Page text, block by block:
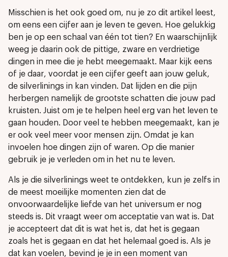
Misschien is het ook goed om, nu je zo dit artikel leest,
om eens een cijfer aan je leven te geven. Hoe gelukkig
ben je op een schaal van één tot tien? En waarschijnlijk
weeg je daarin ook de pittige, zware en verdrietige
dingen in mee die je hebt meegemaakt. Maar kijk eens
of je daar, voordat je een cijfer geeft aan jouw geluk,
de silverlinings in kan vinden. Dat lijden en die pijn
herbergen namelijk de grootste schatten die jouw pad
kruisten. Juist om je te helpen heel erg van het leven te
gaan houden. Door veel te hebben meegemaakt, kan je
er ook veel meer voor mensen zijn. Omdat je kan
invoelen hoe dingen zijn of waren. Op die manier
gebruik je je verleden om in het nu te leven.
Als je die silverlinings weet te ontdekken, kun je zelfs in
de meest moeilijke momenten zien dat de
onvoorwaardelijke liefde van het universum er nog
steeds is. Dit vraagt weer om acceptatie van wat is. Dat
je accepteert dat dit is wat het is, dat het is gegaan
zoals het is gegaan en dat het helemaal goed is. Als je
dat kan voelen, bevind je je in een moment van